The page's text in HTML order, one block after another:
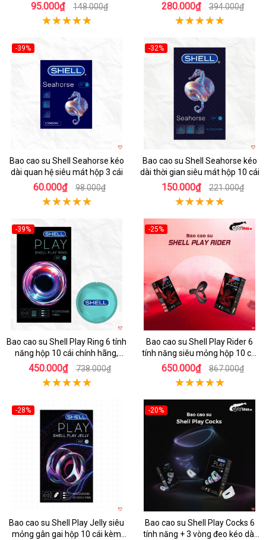
gian hộp 3 cái
95.000₫ 148.000₫
dài thời gian
280.000₫ 394.000₫
-39%
Bao cao su Shell Seahorse kéo
dài quan hệ siêu mát hộp 3 cái
60.000₫ 98.000₫
-32%
Bao cao su Shell Seahorse kéo
dài thời gian siêu mát hộp 10 cái
150.000₫ 221.000₫
-39%
Bao cao su Shell Play Ring 6 tính
năng hộp 10 cái chính hãng,
tặng vòng keo kéo dài thời gian
450.000₫ 738.000₫
-25%
Bao cao su Shell Play Rider 6
tính năng siêu mỏng hộp 10 cái
tặng vòng kéo dài thời gian
650.000₫ 867.000₫
-28%
Bao cao su Shell Play Jelly siêu
mỏng gân gai hộp 10 cái kèm
-20%
Bao cao su Shell Play Cocks 6
tính năng + 3 vòng đeo kéo dài